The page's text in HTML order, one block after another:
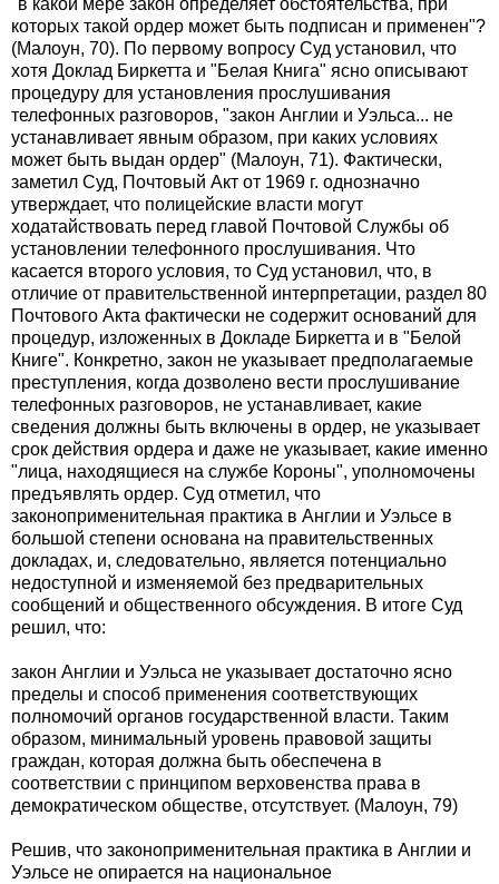
"в какой мере закон определяет обстоятельства, при
которых такой ордер может быть подписан и применен"?
(Малоун, 70). По первому вопросу Суд установил, что
хотя Доклад Биркетта и "Белая Книга" ясно описывают
процедуру для установления прослушивания
телефонных разговоров, "закон Англии и Уэльса... не
устанавливает явным образом, при каких условиях
может быть выдан ордер" (Малоун, 71). Фактически,
заметил Суд, Почтовый Акт от 1969 г. однозначно
утверждает, что полицейские власти могут
ходатайствовать перед главой Почтовой Службы об
установлении телефонного прослушивания. Что
касается второго условия, то Суд установил, что, в
отличие от правительственной интерпретации, раздел 80
Почтового Акта фактически не содержит оснований для
процедур, изложенных в Докладе Биркетта и в "Белой
Книге". Конкретно, закон не указывает предполагаемые
преступления, когда дозволено вести прослушивание
телефонных разговоров, не устанавливает, какие
сведения должны быть включены в ордер, не указывает
срок действия ордера и даже не указывает, какие именно
"лица, находящиеся на службе Короны", уполномочены
предъявлять ордер. Суд отметил, что
законоприменительная практика в Англии и Уэльсе в
большой степени основана на правительственных
докладах, и, следовательно, является потенциально
недоступной и изменяемой без предварительных
сообщений и общественного обсуждения. В итоге Суд
решил, что:
закон Англии и Уэльса не указывает достаточно ясно
пределы и способ применения соответствующих
полномочий органов государственной власти. Таким
образом, минимальный уровень правовой защиты
граждан, которая должна быть обеспечена в
соответствии с принципом верховенства права в
демократическом обществе, отсутствует. (Малоун, 79)
Решив, что законоприменительная практика в Англии и
Уэльсе не опирается на национальное